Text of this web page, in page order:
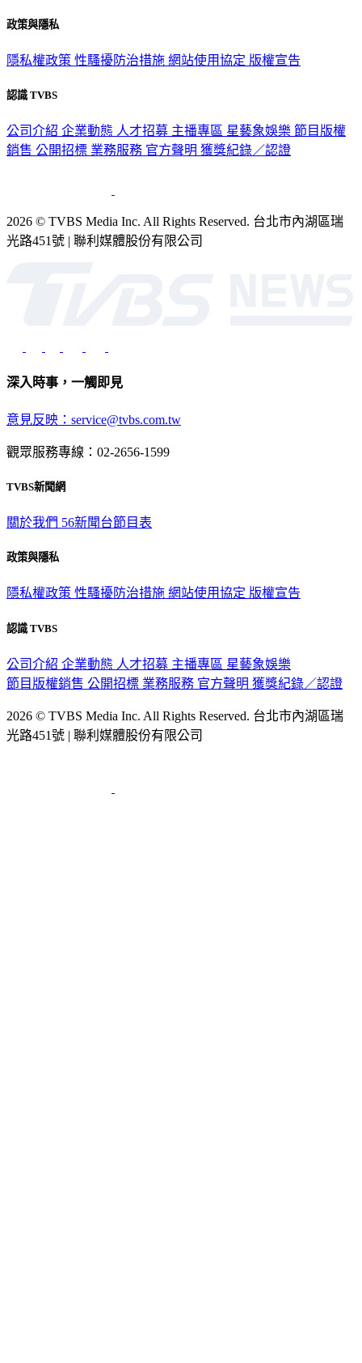
政策與隱私
隱私權政策 性騷擾防治措施 網站使用協定 版權宣告
認識 TVBS
公司介紹 企業動態 人才招募 主播專區 星藝象娛樂 節目版權
銷售 公開招標 業務服務 官方聲明 獲獎紀錄／認證
2026 © TVBS Media Inc. All Rights Reserved. 台北市內湖區瑞
光路451號 | 聯利媒體股份有限公司
深入時事，一觸即見
意見反映：service@tvbs.com.tw
觀眾服務專線：02-2656-1599
TVBS新聞網
關於我們 56新聞台節目表
政策與隱私
隱私權政策 性騷擾防治措施 網站使用協定 版權宣告
認識 TVBS
公司介紹 企業動態 人才招募 主播專區 星藝象娛樂
節目版權銷售 公開招標 業務服務 官方聲明 獲獎紀錄／認證
2026 © TVBS Media Inc. All Rights Reserved. 台北市內湖區瑞
光路451號 | 聯利媒體股份有限公司